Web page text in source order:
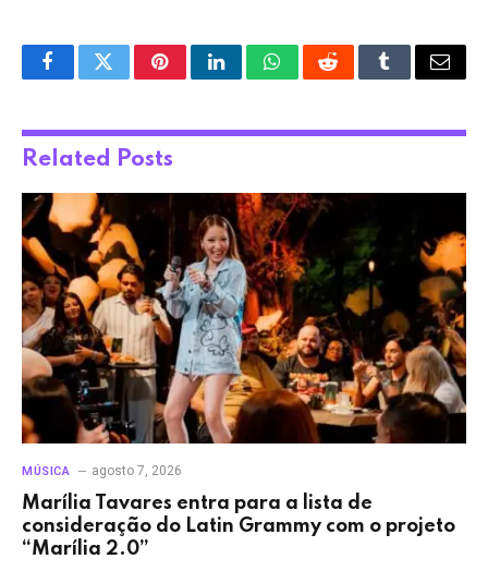
FacebookTwitterPinterestLinkedInWhatsAppRedditTumblrEmail
Related Posts
MÚSICA agosto 7, 2026
Marília Tavares entra para a lista de
consideração do Latin Grammy com o projeto
“Marília 2.0”